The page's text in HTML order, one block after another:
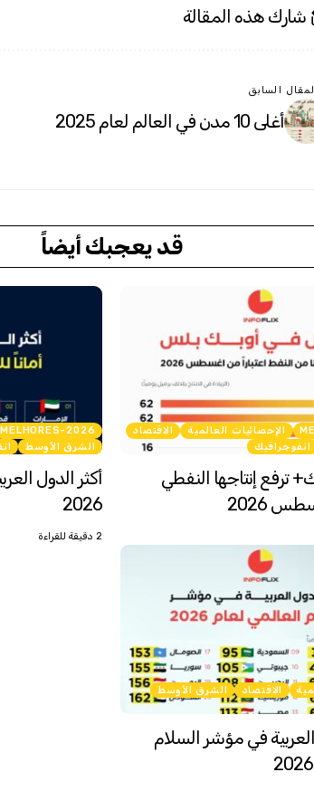
شارك هذه المقالة
السابق
أغلى 10 مدن في العالم لعام 2025
قد يعجبك أيضاً
الإحصائيات العالمية
الاقتصاد
انفوجرافيك
ترفع إنتاجها النفطي
2026
MELHORES-2026
الشرق الأوسط
أكثر الدول
2026
2 دقيقة للقراءة
الاقتصاد الشرق الأوسط
في مؤشر السلام